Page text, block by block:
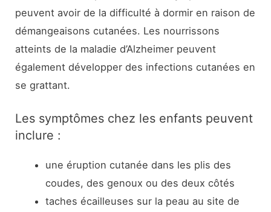
peuvent avoir de la difficulté à dormir en raison de
démangeaisons cutanées. Les nourrissons
atteints de la maladie d’Alzheimer peuvent
également développer des infections cutanées en
se grattant.
Les symptômes chez les enfants peuvent
inclure :
une éruption cutanée dans les plis des
coudes, des genoux ou des deux côtés
taches écailleuses sur la peau au site de